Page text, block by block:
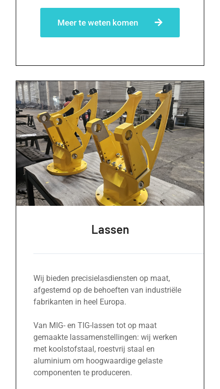
Meer te weten komen
Lassen
Wij bieden precisielasdiensten op maat,
afgestemd op de behoeften van industriële
fabrikanten in heel Europa.
Van MIG- en TIG-lassen tot op maat
gemaakte lassamenstellingen: wij werken
met koolstofstaal, roestvrij staal en
aluminium om hoogwaardige gelaste
componenten te produceren.